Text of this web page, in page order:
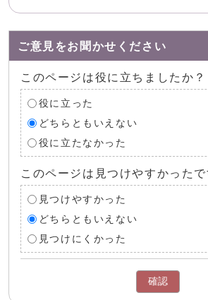
ご意見をお聞かせください
このページは役に立ちましたか？
役に立った
どちらともいえない
役に立たなかった
このページは見つけやすかったで
見つけやすかった
どちらともいえない
見つけにくかった
確認